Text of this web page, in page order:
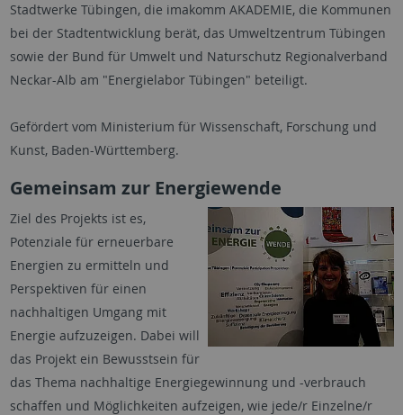
Stadtwerke Tübingen, die imakomm AKADEMIE, die Kommunen
bei der Stadtentwicklung berät, das Umweltzentrum Tübingen
sowie der Bund für Umwelt und Naturschutz Regionalverband
Neckar-Alb am "Energielabor Tübingen" beteiligt.
Gefördert vom Ministerium für Wissenschaft, Forschung und
Kunst, Baden-Württemberg.
Gemeinsam zur Energiewende
Ziel des Projekts ist es,
Potenziale für erneuerbare
Energien zu ermitteln und
Perspektiven für einen
nachhaltigen Umgang mit
Energie aufzuzeigen. Dabei will
das Projekt ein Bewusstsein für
das Thema nachhaltige Energiegewinnung und -verbrauch
schaffen und Möglichkeiten aufzeigen, wie jede/r Einzelne/r